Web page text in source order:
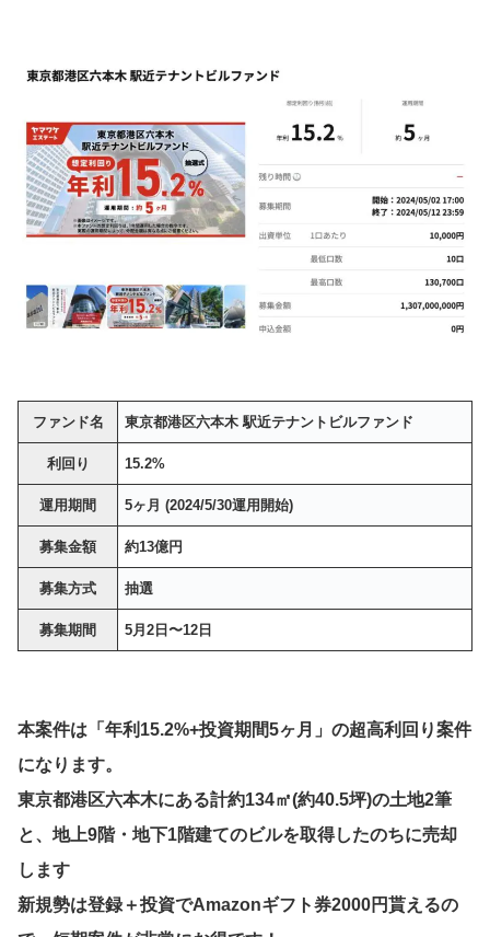
ファンド名 東京都港区六本木 駅近テナントビルファンド
利回り 15.2%
運用期間 5ヶ月 (2024/5/30運用開始)
募集金額 約13億円
募集方式 抽選
募集期間 5月2日〜12日
本案件は「年利15.2%+投資期間5ヶ月」の超高利回り案件
になります。
東京都港区六本木にある計約134㎡(約40.5坪)の土地2筆
と、地上9階・地下1階建てのビルを取得したのちに売却
します
新規勢は登録＋投資でAmazonギフト券2000円貰えるの